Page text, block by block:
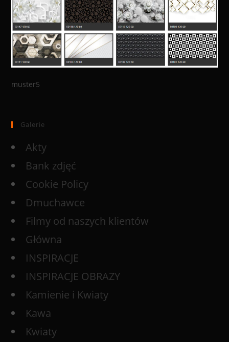
muster5
Galerie
Akty
Bank zdjęć
Cookie Policy
Dmuchawce
Filmy od naszych klientów
Główna
INSPIRACJE
INSPIRACJE OBRAZY
Kamienie i Kwiaty
Kawa
Kwiaty